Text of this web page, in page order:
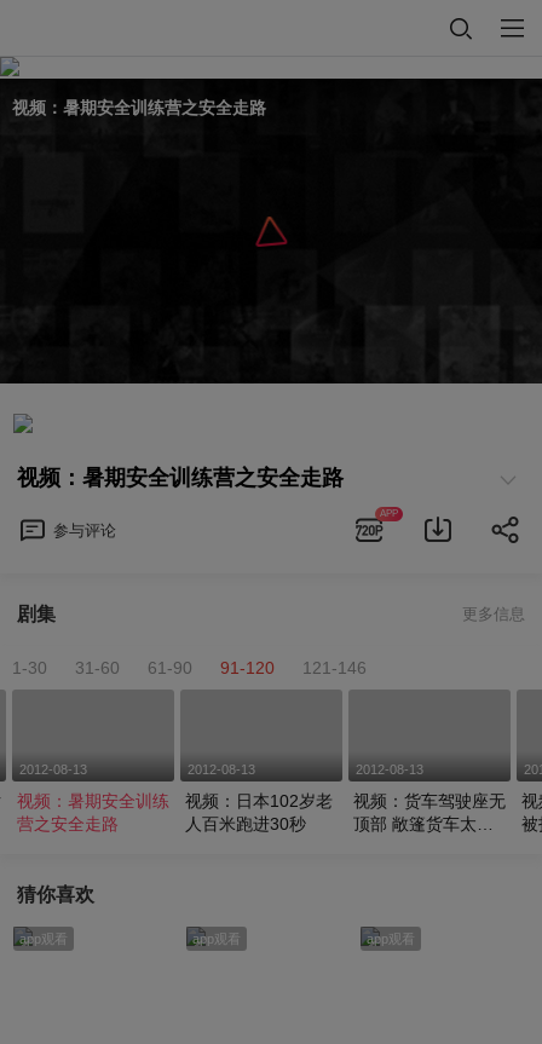
视频：暑期安全训练营之安全走路
视频：暑期安全训练营之安全走路
参与评论
APP
剧集 更多信息
1-30 31-60 61-90 91-120 121-146
2012-08-13
视频：暑期安全训练
营之安全走路
2012-08-13
视频：日本102岁老
人百米跑进30秒
2012-08-13
视频：货车驾驶座无
顶部 敞篷货车太吓
视
被
猜你喜欢
app观看 app观看 app观看